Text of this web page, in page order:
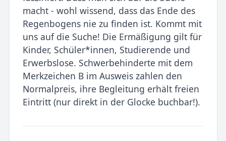
macht - wohl wissend, dass das Ende des
Regenbogens nie zu finden ist. Kommt mit
uns auf die Suche! Die Ermäßigung gilt für
Kinder, Schüler*innen, Studierende und
Erwerbslose. Schwerbehinderte mit dem
Merkzeichen B im Ausweis zahlen den
Normalpreis, ihre Begleitung erhält freien
Eintritt (nur direkt in der Glocke buchbar!).